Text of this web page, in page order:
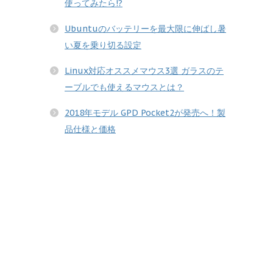
使ってみたら!?
Ubuntuのバッテリーを最大限に伸ばし暑
い夏を乗り切る設定
Linux対応オススメマウス3選 ガラスのテ
ーブルでも使えるマウスとは？
2018年モデル GPD Pocket2が発売へ！製
品仕様と価格